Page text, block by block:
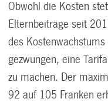
Obwohl die Kosten
Elternbeiträge seit
des
gezwungen, eine
zu machen. Der
92 auf 105 Franken